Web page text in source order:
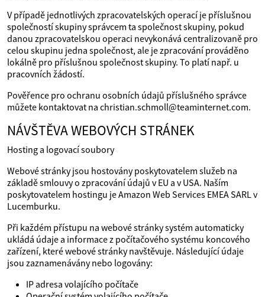
V případě jednotlivých zpracovatelských operací je příslušnou
společností skupiny správcem ta společnost skupiny, pokud
danou zpracovatelskou operaci nevykonává centralizovaně pro
celou skupinu jedna společnost, ale je zpracování prováděno
lokálně pro příslušnou společnost skupiny. To platí např. u
pracovních žádostí.
Pověřence pro ochranu osobních údajů příslušného správce
můžete kontaktovat na christian.schmoll@teaminternet.com.
NÁVŠTĚVA WEBOVÝCH STRÁNEK
Hosting a logovací soubory
Webové stránky jsou hostovány poskytovatelem služeb na
základě smlouvy o zpracování údajů v EU a v USA. Naším
poskytovatelem hostingu je Amazon Web Services EMEA SARL v
Lucemburku.
Při každém přístupu na webové stránky systém automaticky
ukládá údaje a informace z počítačového systému koncového
zařízení, které webové stránky navštěvuje. Následující údaje
jsou zaznamenávány nebo logovány:
IP adresa volajícího počítače